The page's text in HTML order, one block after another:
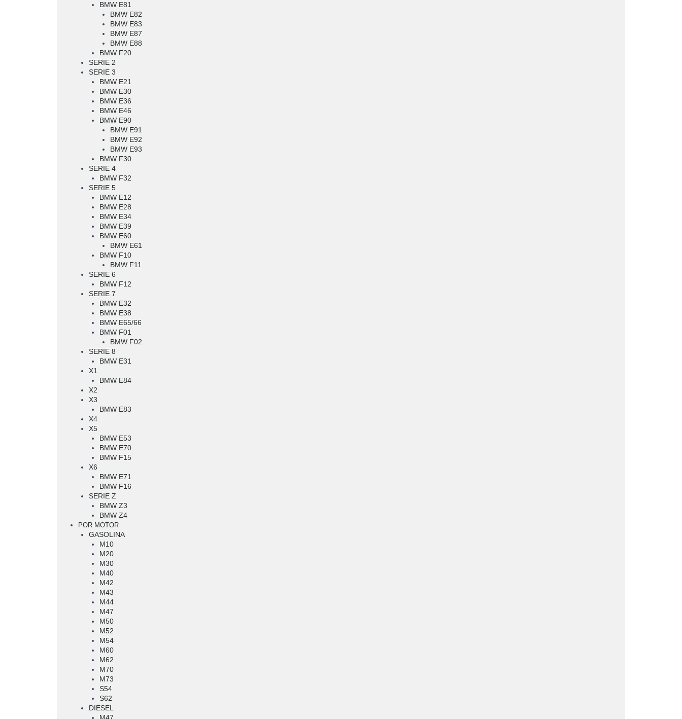
BMW E81
BMW E82
BMW E83
BMW E87
BMW E88
BMW F20
SERIE 2
SERIE 3
BMW E21
BMW E30
BMW E36
BMW E46
BMW E90
BMW E91
BMW E92
BMW E93
BMW F30
SERIE 4
BMW F32
SERIE 5
BMW E12
BMW E28
BMW E34
BMW E39
BMW E60
BMW E61
BMW F10
BMW F11
SERIE 6
BMW F12
SERIE 7
BMW E32
BMW E38
BMW E65/66
BMW F01
BMW F02
SERIE 8
BMW E31
X1
BMW E84
X2
X3
BMW E83
X4
X5
BMW E53
BMW E70
BMW F15
X6
BMW E71
BMW F16
SERIE Z
BMW Z3
BMW Z4
POR MOTOR
GASOLINA
M10
M20
M30
M40
M42
M43
M44
M47
M50
M52
M54
M60
M62
M70
M73
S54
S62
DIESEL